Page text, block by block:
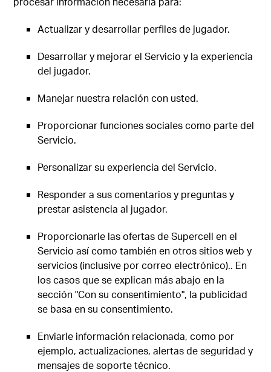
Actualizar y desarrollar perfiles de jugador.
Desarrollar y mejorar el Servicio y la experiencia
del jugador.
Manejar nuestra relación con usted.
Proporcionar funciones sociales como parte del
Servicio.
Personalizar su experiencia del Servicio.
Responder a sus comentarios y preguntas y
prestar asistencia al jugador.
Proporcionarle las ofertas de Supercell en el
Servicio así como también en otros sitios web y
servicios (inclusive por correo electrónico).. En
los casos que se explican más abajo en la
sección "Con su consentimiento", la publicidad
se basa en su consentimiento.
Enviarle información relacionada, como por
ejemplo, actualizaciones, alertas de seguridad y
mensajes de soporte técnico.